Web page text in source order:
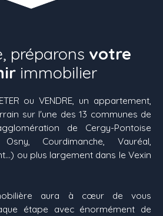
préparons votre
immobilier
ou VENDRE, un appartement,
sur l'une des 13 communes de
de Cergy-Pontoise
Courdimanche, Vauréal,
ou plus largement dans le Vexin
aura à cœur de vous
étape avec énormément de